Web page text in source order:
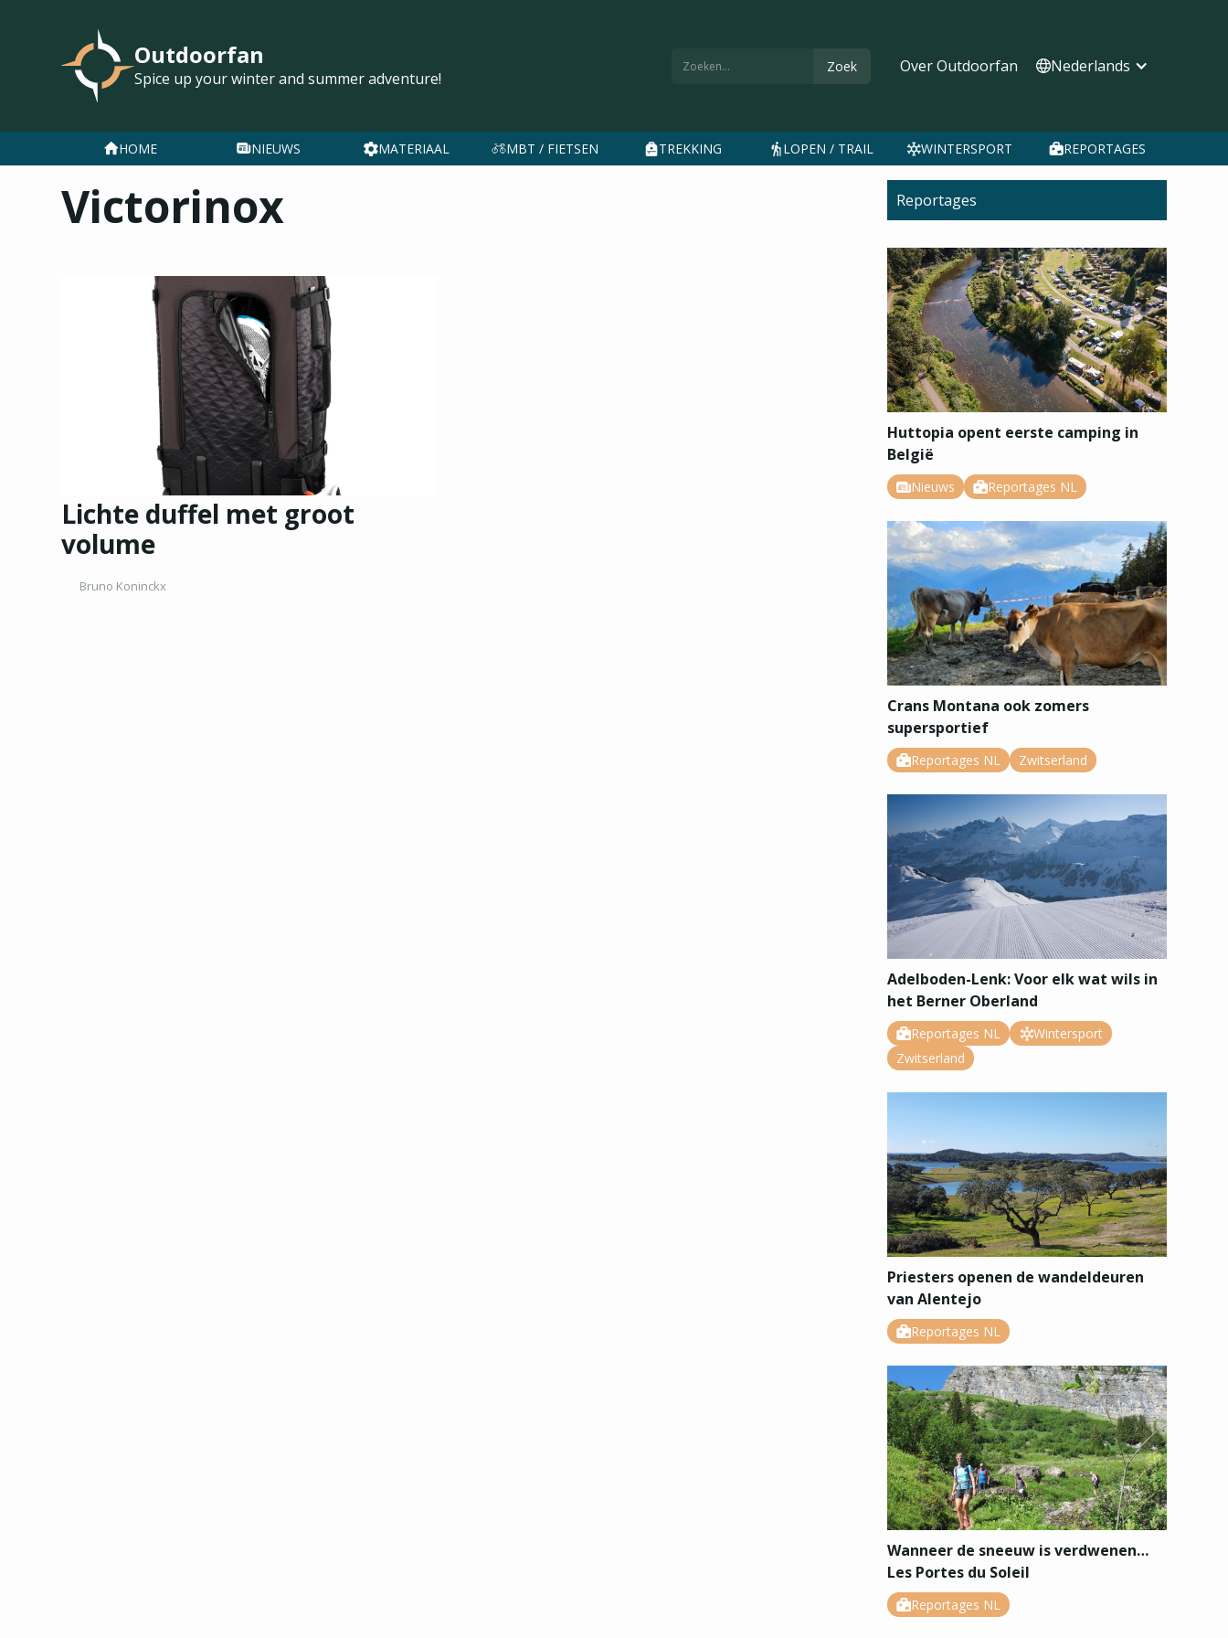
Outdoorfan
Spice up your winter and summer adventure!
Over Outdoorfan Nederlands
HOME NIEUWS MATERIAAL MBT / FIETSEN TREKKING LOPEN / TRAIL WINTERSPORT REPORTAGES
Victorinox
Lichte duffel met groot
volume
Bruno Koninckx
Reportages
Huttopia opent eerste camping in
België
Nieuws Reportages NL
Crans Montana ook zomers
supersportief
Reportages NL Zwitserland
Adelboden-Lenk: Voor elk wat wils in
het Berner Oberland
Reportages NL
Wintersport
Zwitserland
Priesters openen de wandeldeuren
van Alentejo
Reportages NL
Wanneer de sneeuw is verdwenen…
Les Portes du Soleil
Reportages NL